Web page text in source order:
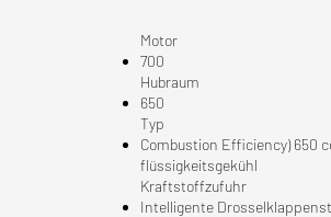
Motor
700
Hubraum
650
Typ
Combustion Efficiency) 650
flüssigkeitsgekühl
Kraftstoffzufuhr
Intelligente